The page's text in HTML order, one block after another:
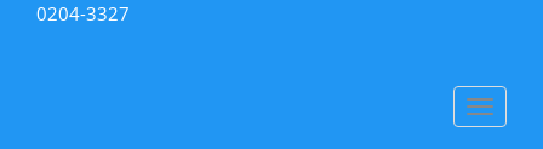
0204-3327
Toggle